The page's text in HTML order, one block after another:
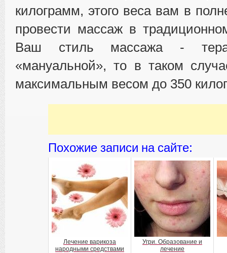
килограмм, этого веса вам в
провести массаж в
Ваш стиль массажа -
«мануальной», то в таком
максимальным весом до 350
Похожие записи на сайте:
Лечение варикоза
народными средствами
Угри. Образование и
лечение